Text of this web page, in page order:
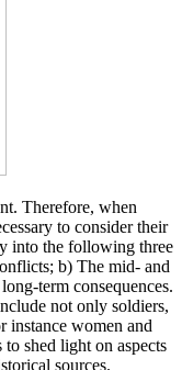
Therefore, when
to consider their
into the following three
b) The mid- and
term consequences.
not only soldiers,
instance women and
shed light on aspects
sources.